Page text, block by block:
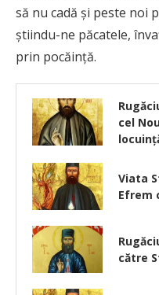
să nu cadă şi peste noi
ştiindu-ne păcatele,
prin pocăinţă.
cel
Viata
Efrem
către